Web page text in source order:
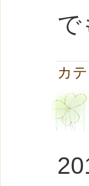
で
カ